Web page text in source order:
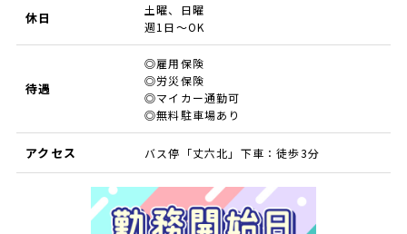
休日
土曜、日曜
週1日～OK
待遇
◎雇用保険
◎労災保険
◎マイカー通勤可
◎無料駐車場あり
アクセス バス停「丈六北」下車：徒歩3分